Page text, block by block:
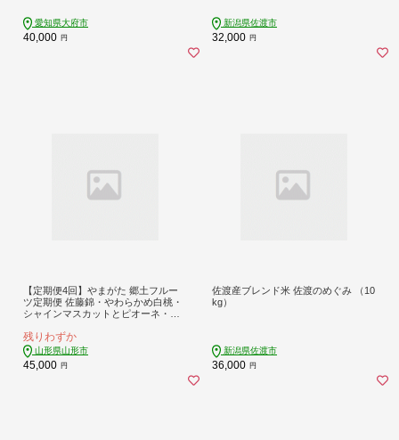
愛知県大府市
40,000 円
新潟県佐渡市
32,000 円
【定期便4回】やまがた 郷土フルー
ツ定期便 佐藤錦・やわらかめ白桃・
シャインマスカットとピオーネ・り
残りわずか
山形県山形市
45,000 円
佐渡産ブレンド米 佐渡のめぐみ （10
kg）
新潟県佐渡市
36,000 円